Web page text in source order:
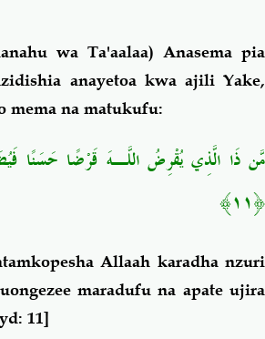
wa Ta'aalaa) Anasema pia
anayetoa kwa ajili Yake,
mema na matukufu:
مَّن ذَا الَّذِي يُقْرِضُ اللَّـهَ قَرْضًا حَسَنًا
﴿١١﴾
Allaah karadha nzuri
maradufu na apate ujira
11]